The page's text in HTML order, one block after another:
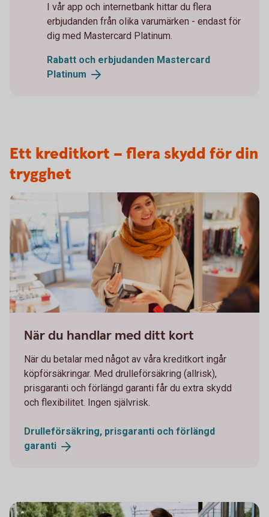
I vår app och internetbank hittar du flera
erbjudanden från olika varumärken - endast för
dig med Mastercard Platinum.
Rabatt och erbjudanden Mastercard
Platinum
Ett kreditkort – flera skydd för din
trygghet
När du handlar med ditt kort
När du betalar med något av våra kreditkort ingår
köpförsäkringar. Med drulleförsäkring (allrisk),
prisgaranti och förlängd garanti får du extra skydd
och flexibilitet. Ingen självrisk.
Drulleförsäkring, prisgaranti och förlängd
garanti